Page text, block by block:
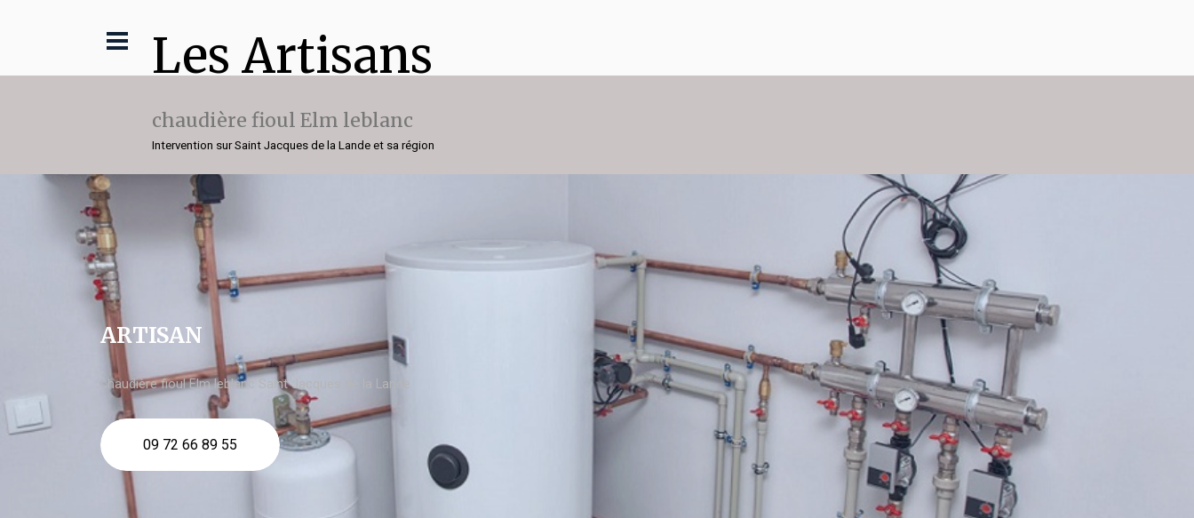
Les Artisans
chaudière fioul Elm leblanc
Intervention sur Saint Jacques de la Lande et sa région
ARTISAN
chaudière fioul Elm leblanc Saint Jacques de la Lande
09 72 66 89 55